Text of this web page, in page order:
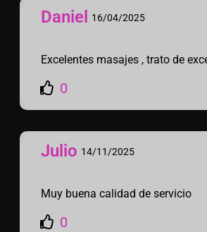
Julio 14/11/2025
Muy buena calidad de servicio
0
Daniel 16/04/2025
Excelentes masajes , trato de
0